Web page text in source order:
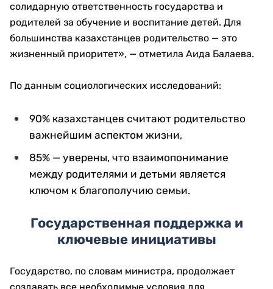
солидарную ответственность государства и
родителей за обучение и воспитание детей. Для
большинства казахстанцев родительство — это
жизненный приоритет», — отметила Аида Балаева.
По данным социологических исследований:
90% казахстанцев считают родительство
важнейшим аспектом жизни,
85% — уверены, что взаимопонимание
между родителями и детьми является
ключом к благополучию семьи.
Государственная поддержка и
ключевые инициативы
Государство, по словам министра, продолжает